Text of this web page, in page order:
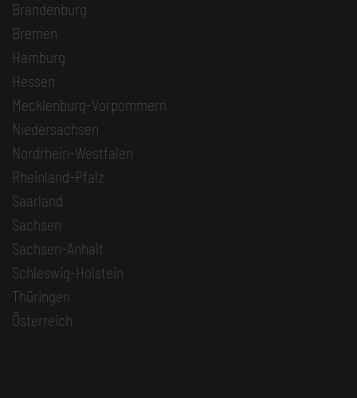
Brandenburg
Bremen
Hamburg
Hessen
Mecklenburg-Vorpommern
Niedersachsen
Nordrhein-Westfalen
Rheinland-Pfalz
Saarland
Sachsen
Sachsen-Anhalt
Schleswig-Holstein
Thüringen
Österreich